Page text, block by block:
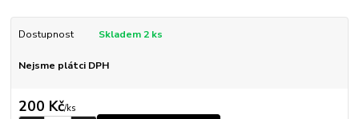
Dostupnost Skladem 2 ks
Nejsme plátci DPH
200 Kč/ks